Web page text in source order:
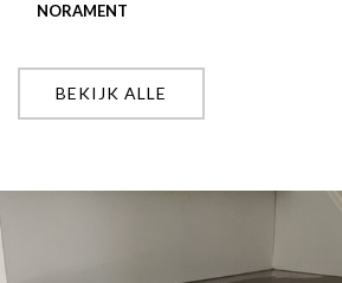
NORAMENT
BEKIJK ALLE